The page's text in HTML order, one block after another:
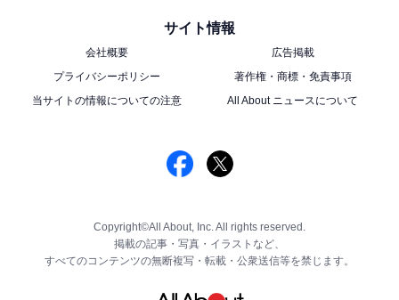
サイト情報
会社概要
広告掲載
プライバシーポリシー
著作権・商標・免責事項
当サイトの情報についての注意
All About ニュースについて
Copyright©All About, Inc. All rights reserved.
掲載の記事・写真・イラストなど、
すべてのコンテンツの無断複写・転載・公衆送信等を禁じます。